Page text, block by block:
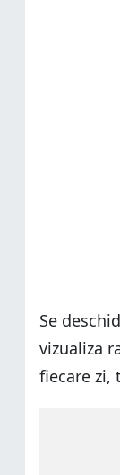
Se
vizualiza
fiecare